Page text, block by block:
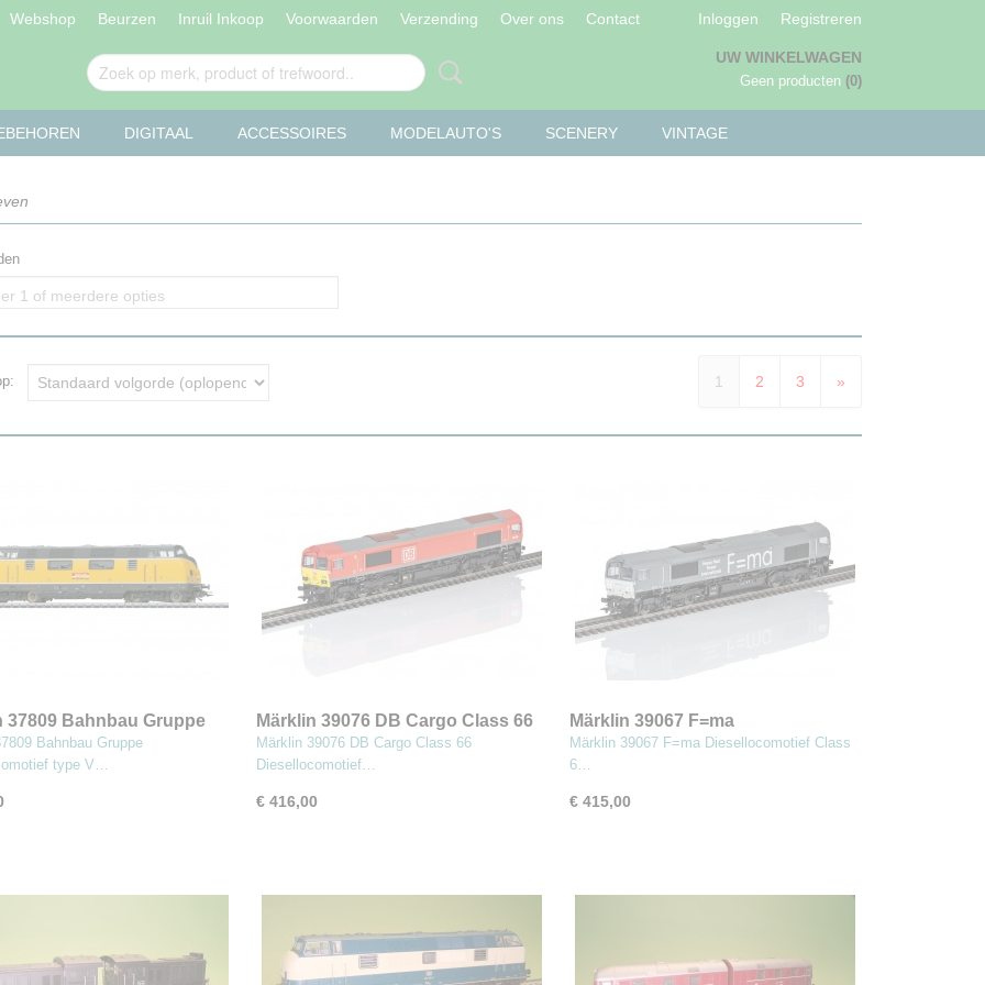
Webshop Beurzen Inruil Inkoop Voorwaarden Verzending Over ons Contact Inloggen Registreren
UW WINKELWAGEN
Geen producten (0)
DIGITAAL ACCESSOIRES MODELAUTO'S SCENERY VINTAGE
1 of meerdere opties
1 2 3 »
37809 Bahnbau Gruppe
type V 220
Bahnbau Gruppe
type V…
Märklin 39076 DB Cargo Class 66
Diesellocomotief
Märklin 39076 DB Cargo Class 66
Diesellocomotief…
€ 416,00
Märklin 39067 F=ma
Diesellocomotief Class 6
Märklin 39067 F=ma Diesellocomotief Class
6…
€ 415,00